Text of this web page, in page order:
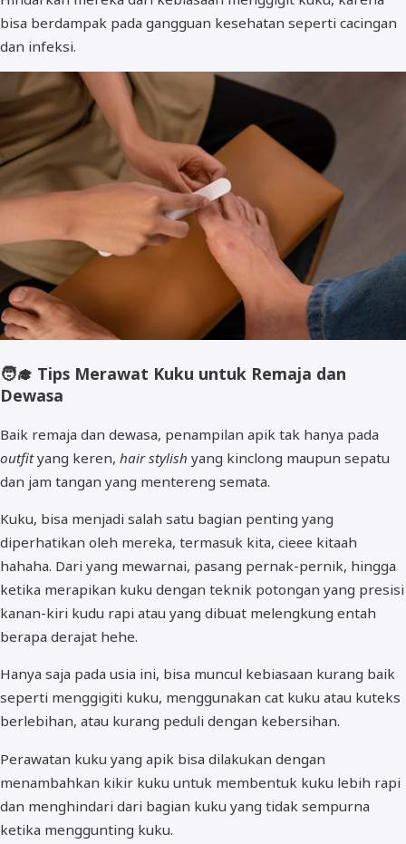
bisa berdampak pada gangguan kesehatan seperti cacingan
dan infeksi.
🧑‍🎓 Tips Merawat Kuku untuk Remaja dan
Dewasa
Baik remaja dan dewasa, penampilan apik tak hanya pada
outfityang keren, hair stylish yang kinclong maupun sepatu
dan jam tangan yang mentereng semata.
Kuku, bisa menjadi salah satu bagian penting yang
diperhatikan oleh mereka, termasuk kita, cieee kitaah
hahaha. Dari yang mewarnai, pasang pernak-pernik, hingga
ketika merapikan kuku dengan teknik potongan yang presisi
kanan-kiri kudu rapi atau yang dibuat melengkung entah
berapa derajat hehe.
Hanya saja pada usia ini, bisa muncul kebiasaan kurang baik
seperti menggigiti kuku, menggunakan cat kuku atau kuteks
berlebihan, atau kurang peduli dengan kebersihan.
Perawatan kuku yang apik bisa dilakukan dengan
menambahkan kikir kuku untuk membentuk kuku lebih rapi
dan menghindari dari bagian kuku yang tidak sempurna
ketika menggunting kuku.